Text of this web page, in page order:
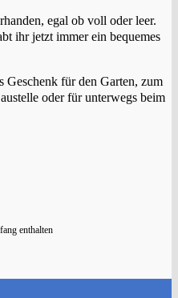
egal ob voll oder leer.
ihr jetzt immer ein bequemes
Geschenk für den Garten, zum
oder für unterwegs beim
enthalten